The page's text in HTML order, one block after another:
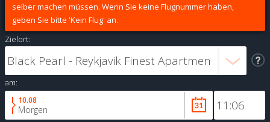
selber machen müssen. Wenn Sie keine Flugnummer haben,
geben Sie bitte 'Kein Flug' an.
Zielort:
am:
10.08
Morgen